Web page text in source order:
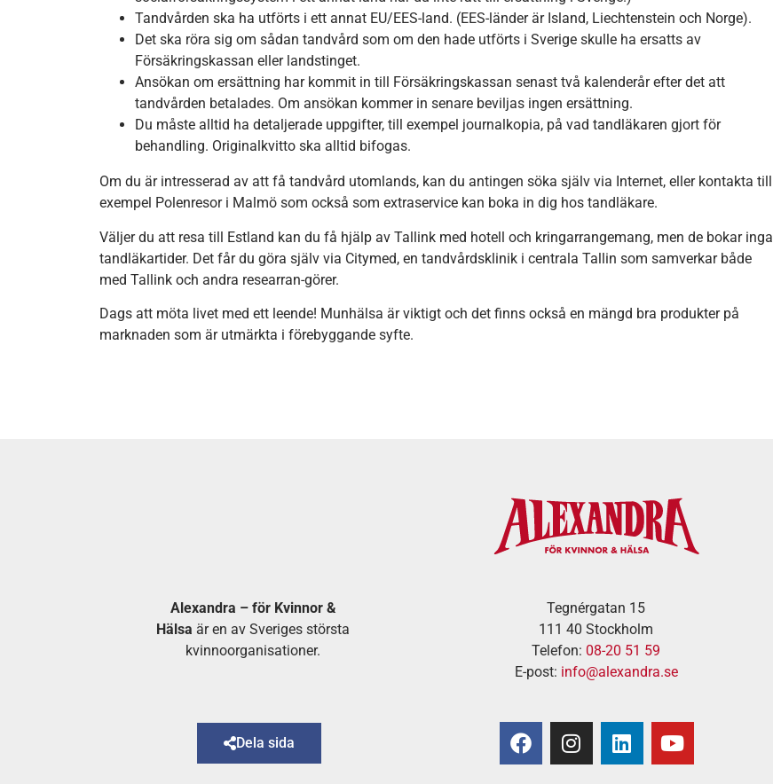
Tandvården ska ha utförts i ett annat EU/EES-land. (EES-länder är Island, Liechtenstein och Norge).
Det ska röra sig om sådan tandvård som om den hade utförts i Sverige skulle ha ersatts av
Försäkringskassan eller landstinget.
Ansökan om ersättning har kommit in till Försäkringskassan senast två kalenderår efter det att
tandvården betalades. Om ansökan kommer in senare beviljas ingen ersättning.
Du måste alltid ha detaljerade uppgifter, till exempel journalkopia, på vad tandläkaren gjort för
behandling. Originalkvitto ska alltid bifogas.
Om du är intresserad av att få tandvård utomlands, kan du antingen söka själv via Internet, eller kontakta till
exempel Polenresor i Malmö som också som extraservice kan boka in dig hos tandläkare.
Väljer du att resa till Estland kan du få hjälp av Tallink med hotell och kringarrangemang, men de bokar inga
tandläkartider. Det får du göra själv via Citymed, en tandvårdsklinik i centrala Tallin som samverkar både
med Tallink och andra researran-görer.
Dags att möta livet med ett leende! Munhälsa är viktigt och det finns också en mängd bra produkter på
marknaden som är utmärkta i förebyggande syfte.
Alexandra – för Kvinnor &
Hälsa är en av Sveriges största
kvinnoorganisationer.
Tegnérgatan 15
111 40 Stockholm
Telefon: 08-20 51 59
E-post: info@alexandra.se
Dela sida